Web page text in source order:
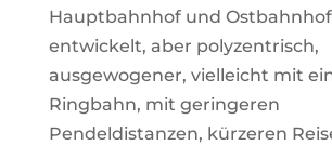
Hauptbahnhof und
entwickelt, aber polyzentrisch,
ausgewogener, vielleicht mit
Ringbahn, mit geringeren
Pendeldistanzen, kürzeren